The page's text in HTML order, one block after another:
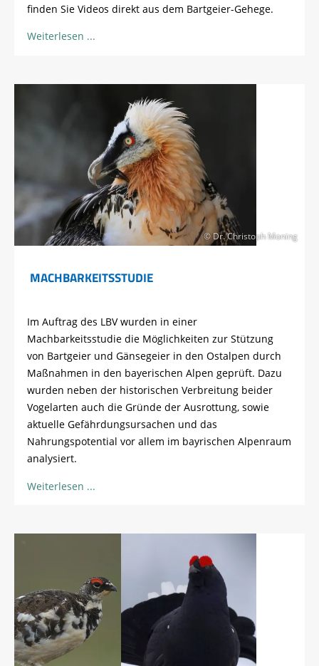
finden Sie Videos direkt aus dem Bartgeier-Gehege.
Weiterlesen
© Dr. Christoph Moning
MACHBARKEITSSTUDIE
Im Auftrag des LBV wurden in einer
Machbarkeitsstudie die Möglichkeiten zur Stützung
von Bartgeier und Gänsegeier in den Ostalpen durch
Maßnahmen in den bayerischen Alpen geprüft. Dazu
wurden neben der historischen Verbreitung beider
Vogelarten auch die Gründe der Ausrottung, sowie
aktuelle Gefährdungsursachen und das
Nahrungspotential vor allem im bayrischen Alpenraum
analysiert.
Weiterlesen